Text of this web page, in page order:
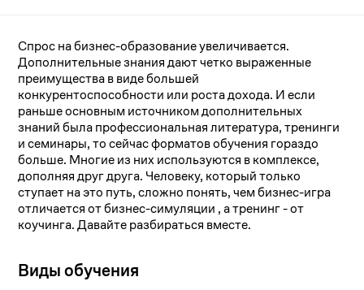
Спрос на бизнес-образование увеличивается.
Дополнительные знания дают четко выраженные
преимущества в виде большей
конкурентоспособности или роста дохода. И если
раньше основным источником дополнительных
знаний была профессиональная литература, тренинги
и семинары, то сейчас форматов обучения гораздо
больше. Многие из них используются в комплексе,
дополняя друг друга. Человеку, который только
ступает на это путь, сложно понять, чем бизнес-игра
отличается от бизнес-симуляции , а тренинг - от
коучинга. Давайте разбираться вместе.
Виды обучения